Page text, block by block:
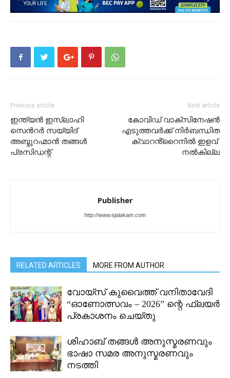
Previous article
ഇന്ത്യന്‍ ഇസ്ലാഹി
സെന്‍റര്‍ സയ്യിദ്
അബ്ദുറഹ്മാൻ തങ്ങൾ
പ്രസിഡന്റ്
Next article
കോവിഡ് വാക്സിനേഷൻ
എടുത്തവർക്ക് നിർബന്ധിത
ക്വാറൻ്റൈനിൽ ഇളവ്
നൽകില്ല
Publisher
http://www.ejalakam.com
RELATED ARTICLES MORE FROM AUTHOR
വോയ്സ് കുവൈത്ത് വനിതാവേദി
“ഓണോത്സവം – 2026” ന്റെ ഫ്ലയർ
പ്രകാശനം ചെയ്തു
ശിഹാബ് തങ്ങൾ അനുസ്മരണവും
ഭാഷാ സമര അനുസ്മരണവും
നടത്തി